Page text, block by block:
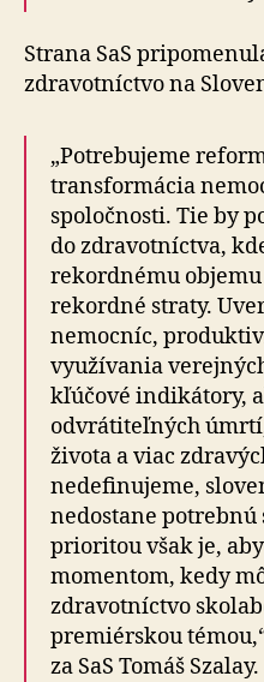
Strana SaS
zdravotníctvo na
„Potrebujeme
transformácia
spoločnosti. Tie by
do zdravotníctva,
rekordnému
rekordné straty.
nemocníc,
využívania
kľúčové indikátory,
odvrátiteľných
života a viac
nedefinujeme,
nedostane
prioritou však je,
momentom, kedy
zdravotníctvo
premiérskou
za SaS Tomáš Szalay.